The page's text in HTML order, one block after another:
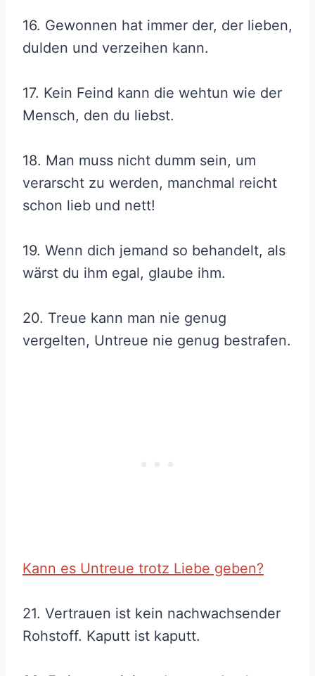
16. Gewonnen hat immer der, der lieben,
dulden und verzeihen kann.
17. Kein Feind kann die wehtun wie der
Mensch, den du liebst.
18. Man muss nicht dumm sein, um
verarscht zu werden, manchmal reicht
schon lieb und nett!
19. Wenn dich jemand so behandelt, als
wärst du ihm egal, glaube ihm.
20. Treue kann man nie genug
vergelten, Untreue nie genug bestrafen.
Kann es Untreue trotz Liebe geben?
21. Vertrauen ist kein nachwachsender
Rohstoff. Kaputt ist kaputt.